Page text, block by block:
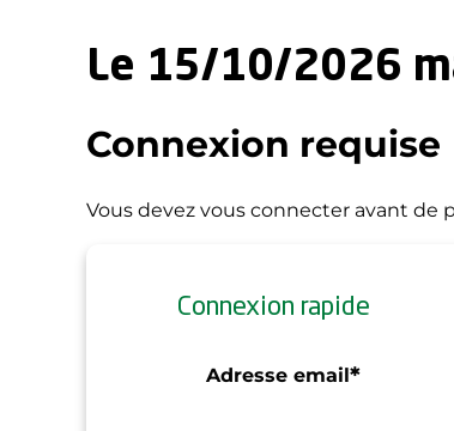
Le 15/10/2026
Connexion requise
Vous devez vous connecter avant de
Connexion rapide
Adresse email*